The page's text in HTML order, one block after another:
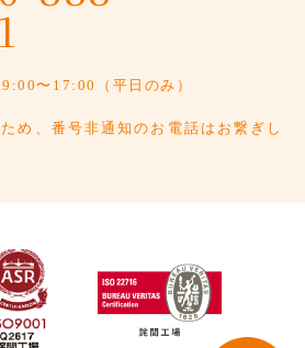
〜17:00（平日のみ）
め、番号非通知のお電話はお繋ぎし